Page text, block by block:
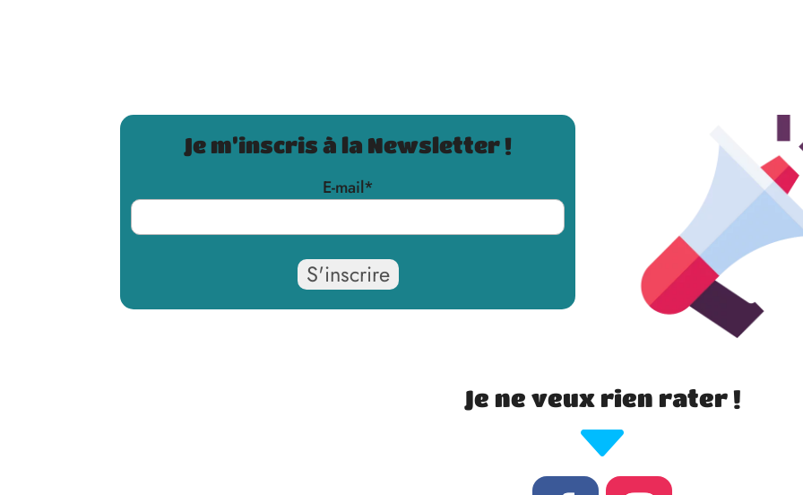
Je m’inscris à la Newsletter !
E-mail*
Je ne veux rien rater !
C